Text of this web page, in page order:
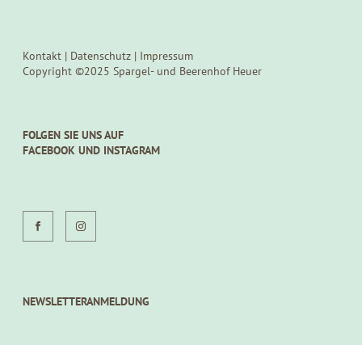
Kontakt | Datenschutz | Impressum
Copyright ©2025 Spargel- und Beerenhof Heuer
FOLGEN SIE UNS AUF
FACEBOOK UND INSTAGRAM
NEWSLETTERANMELDUNG